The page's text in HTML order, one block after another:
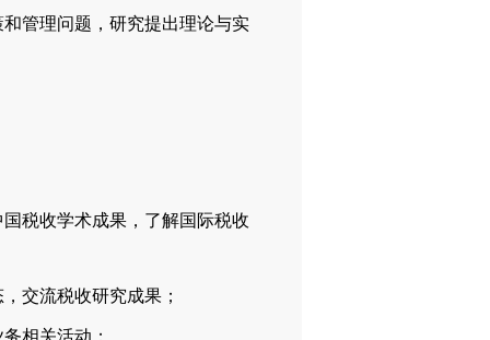
管理问题，研究提出理论与实
税收学术成果，了解国际税收
交流税收研究成果；
相关活动；